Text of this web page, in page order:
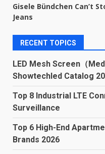
Gisele Bündchen Can’t
Jeans
RECENT TOPICS
LED Mesh Screen（
Showtechled Catalog
Top 8 Industrial LTE
Surveillance
Top 6 High-End
Brands 2026